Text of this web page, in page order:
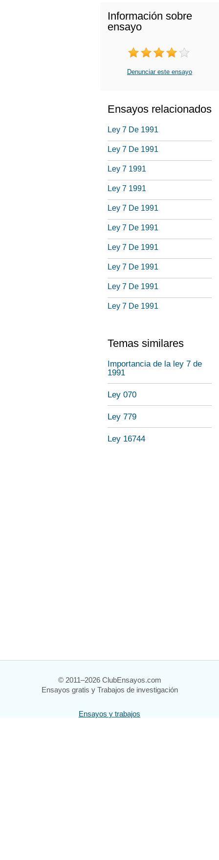
Información sobre
ensayo
Denunciar este ensayo
Ensayos relacionados
Ley 7 De 1991
Ley 7 De 1991
Ley 7 1991
Ley 7 1991
Ley 7 De 1991
Ley 7 De 1991
Ley 7 De 1991
Ley 7 De 1991
Ley 7 De 1991
Ley 7 De 1991
Temas similares
Importancia de la ley 7 de
1991
Ley 070
Ley 779
Ley 16744
© 2011–2026 ClubEnsayos.com
Ensayos gratis y Trabajos de investigación
Ensayos y trabajos